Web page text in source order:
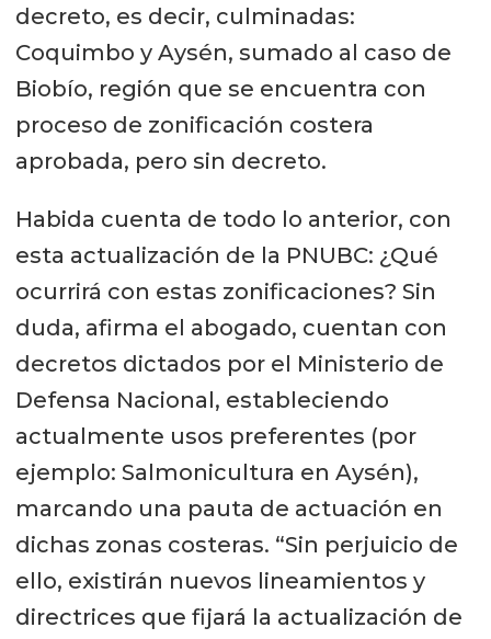
decreto, es decir, culminadas:
Coquimbo y Aysén, sumado al caso de
Biobío, región que se encuentra con
proceso de zonificación costera
aprobada, pero sin decreto.
Habida cuenta de todo lo anterior, con
esta actualización de la PNUBC: ¿Qué
ocurrirá con estas zonificaciones? Sin
duda, afirma el abogado, cuentan con
decretos dictados por el Ministerio de
Defensa Nacional, estableciendo
actualmente usos preferentes (por
ejemplo: Salmonicultura en Aysén),
marcando una pauta de actuación en
dichas zonas costeras. “Sin perjuicio de
ello, existirán nuevos lineamientos y
directrices que fijará la actualización de